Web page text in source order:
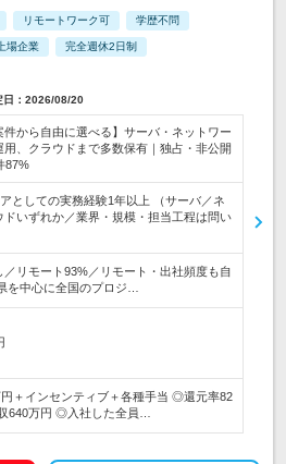
リモートワーク可 学歴不問
上場企業 完全週休2日制
：2026/08/20
件から自由に選べる】サーバ・ネットワー
用、クラウドまで多数保有｜独占・非公開
87%
としての実務経験1年以上 （サーバ／ネ
ドいずれか／業界・規模・担当工程は問い
／リモート93%／リモート・出社頻度も自
を中心に全国のプロジ…
円＋インセンティブ＋各種手当 ◎還元率82
640万円 ◎入社した全員…